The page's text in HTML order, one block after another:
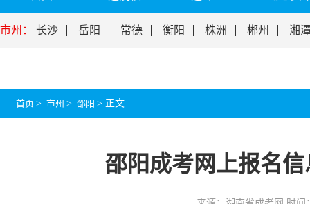
市州： 长沙 岳阳 常德 衡阳 株洲 郴州 湘
首页 > 市州 > 邵阳 > 正文
邵阳成考网上报名